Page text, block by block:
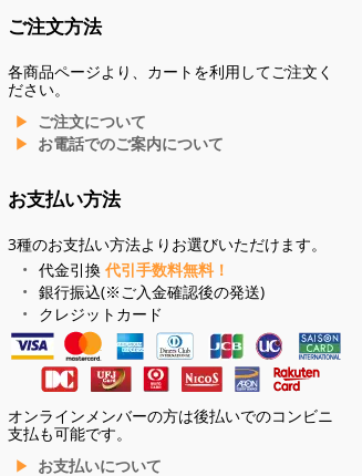
ご注文方法
各商品ページより、カートを利用してご注文く
ださい。
ご注文について
お電話でのご案内について
お支払い方法
3種のお支払い方法よりお選びいただけます。
代金引換 代引手数料無料！
銀行振込(※ご入金確認後の発送)
クレジットカード
オンラインメンバーの方は後払いでのコンビニ
支払も可能です。
お支払いについて